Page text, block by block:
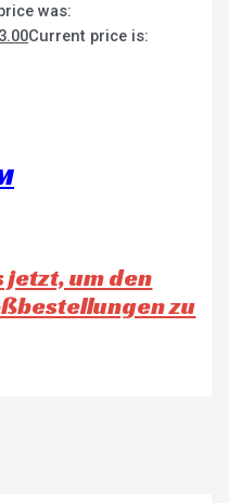
was:
Current price is:
jetzt, um den
zu